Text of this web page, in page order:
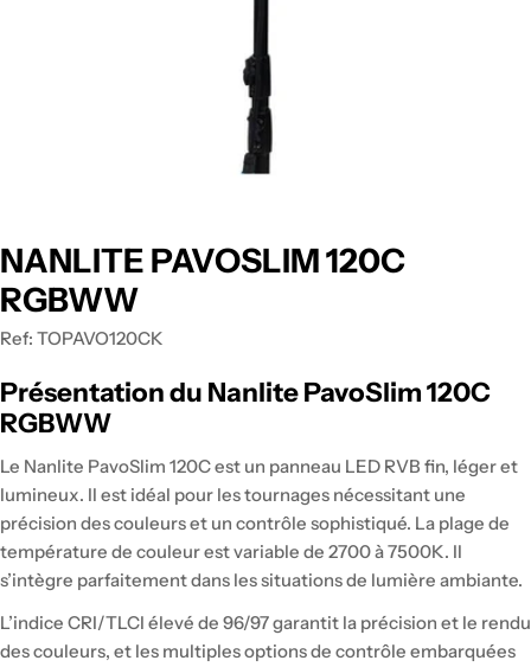
NANLITE PAVOSLIM 120C
RGBWW
Ref: TOPAVO120CK
Présentation du Nanlite PavoSlim 120C
RGBWW
Le Nanlite PavoSlim 120C est un panneau LED RVB fin, léger et
lumineux. Il est idéal pour les tournages nécessitant une
précision des couleurs et un contrôle sophistiqué. La plage de
température de couleur est variable de 2700 à 7500K. Il
s’intègre parfaitement dans les situations de lumière ambiante.
L’indice CRI/TLCI élevé de 96/97 garantit la précision et le rendu
des couleurs, et les multiples options de contrôle embarquées